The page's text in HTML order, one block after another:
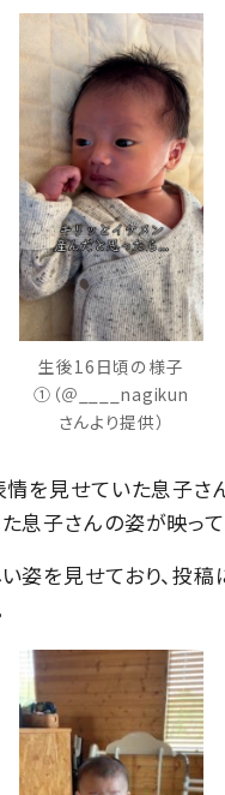
生後16日頃の様子
①（＠____nagikun
さんより提供）
を見せていた息子さ
息子さんの姿が映って
を見せており、投稿